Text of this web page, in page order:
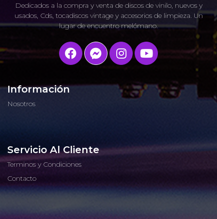
Dedicados a la compra y venta de discos de vinilo, nuevos y
usados, Cds, tocadiscos vintage y accesorios de limpieza. Un
lugar de encuentro melómano.
Información
Nosotros
Servicio Al Cliente
Terminos y Condiciones
Contacto